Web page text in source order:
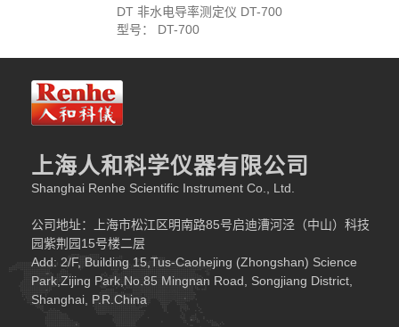
DT 非水电导率测定仪 DT-700
型号： DT-700
上海人和科学仪器有限公司
Shanghai Renhe Scientific Instrument Co., Ltd.
公司地址：上海市松江区明南路85号启迪漕河泾（中山）科技
园紫荆园15号楼二层
Add: 2/F, Building 15,Tus-Caohejing (Zhongshan) Science
Park,Zijing Park,No.85 Mingnan Road, Songjiang District,
Shanghai, P.R.China